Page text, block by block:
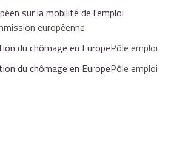
E 303 "maintien des droits aux
de chômage"),
d’emploi auprès des services
sur la mobilité de l'emploi
européenne
du chômage en EuropePôle emploi
du chômage en EuropePôle emploi